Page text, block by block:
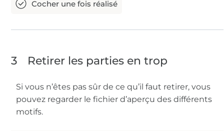
3 Retirer les parties en trop
Si vous n’êtes pas sûr de ce qu’il faut retirer, vous
pouvez regarder le fichier d’aperçu des différents
motifs.